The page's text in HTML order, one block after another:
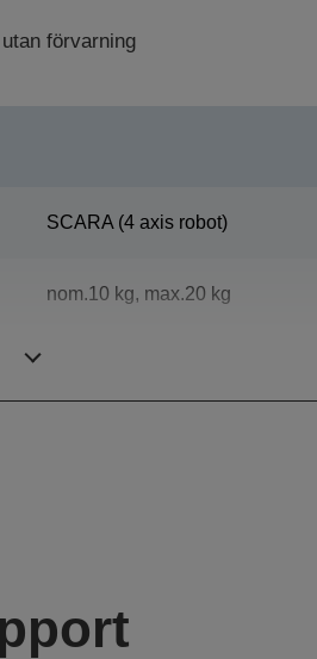
förvarning
SCARA (4 axis robot)
nom.10 kg, max.20 kg